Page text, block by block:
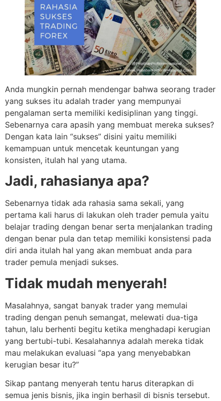
Anda mungkin pernah mendengar bahwa seorang trader
yang sukses itu adalah trader yang mempunyai
pengalaman serta memiliki kedisiplinan yang tinggi.
Sebenarnya cara apasih yang membuat mereka sukses?
Dengan kata lain “sukses” disini yaitu memiliki
kemampuan untuk mencetak keuntungan yang
konsisten, itulah hal yang utama.
Jadi, rahasianya apa?
Sebenarnya tidak ada rahasia sama sekali, yang
pertama kali harus di lakukan oleh trader pemula yaitu
belajar trading dengan benar serta menjalankan trading
dengan benar pula dan tetap memiliki konsistensi pada
diri anda itulah hal yang akan membuat anda para
trader pemula menjadi sukses.
Tidak mudah menyerah!
Masalahnya, sangat banyak trader yang memulai
trading dengan penuh semangat, melewati dua-tiga
tahun, lalu berhenti begitu ketika menghadapi kerugian
yang bertubi-tubi. Kesalahannya adalah mereka tidak
mau melakukan evaluasi “apa yang menyebabkan
kerugian besar itu?”
Sikap pantang menyerah tentu harus diterapkan di
semua jenis bisnis, jika ingin berhasil di bisnis tersebut.